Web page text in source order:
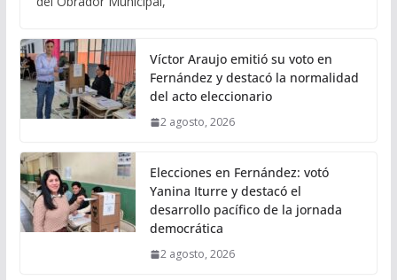
Víctor Araujo emitió su voto en
Fernández y destacó la normalidad
del acto eleccionario
2 agosto, 2026
Elecciones en Fernández: votó
Yanina Iturre y destacó el
desarrollo pacífico de la jornada
democrática
2 agosto, 2026